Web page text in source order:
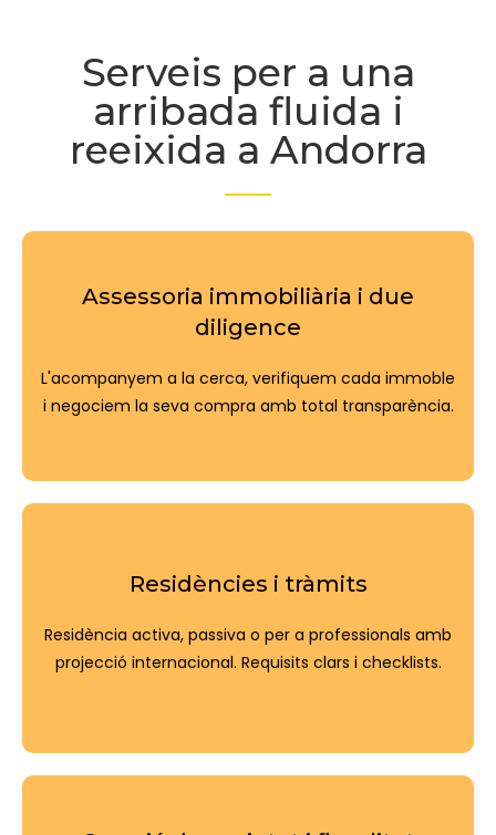
Serveis per a una
arribada fluida i
reeixida a Andorra
Assessoria immobiliària i due
diligence
L'acompanyem a la cerca, verifiquem cada immoble
i negociem la seva compra amb total transparència.
Residències i tràmits
Residència activa, passiva o per a professionals amb
projecció internacional. Requisits clars i checklists.